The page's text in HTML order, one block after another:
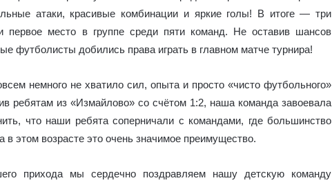
атаки, красивые комбинации и яркие голы! В итоге — три
первое место в группе среди пяти команд. Не оставив шансов
футболисты добились права играть в главном матче турнира!
немного не хватило сил, опыта и просто «чисто футбольного»
ребятам из «Измайлово» со счётом 1:2, наша команда завоевала
что наши ребята соперничали с командами, где большинство
в этом возрасте это очень значимое преимущество.
прихода мы сердечно поздравляем нашу детскую команду